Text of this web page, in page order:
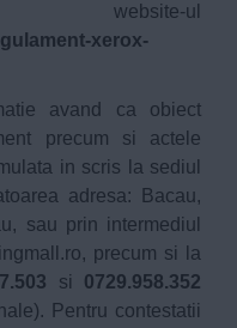
ul
xerox-
avand ca obiect
precum si actele
in scris la sediul
adresa: Bacau,
sau prin intermediul
, precum si la
si 0729.958.352
Pentru contestatii